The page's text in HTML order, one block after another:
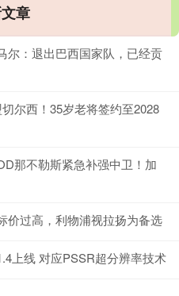
章
尔：退出巴西国家队，已经贡
尔西！35岁老将签约至2028
那不勒斯紧急补强中卫！加
价过高，利物浦视拉扬为备选
上线 对应PSSR超分辨率技术